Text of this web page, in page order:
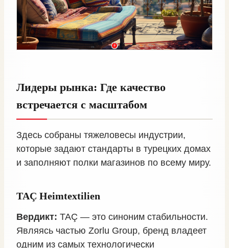
Лидеры рынка: Где качество
встречается с масштабом
Здесь собраны тяжеловесы индустрии,
которые задают стандарты в турецких домах
и заполняют полки магазинов по всему миру.
TAÇ Heimtextilien
Вердикт: TAÇ — это синоним стабильности.
Являясь частью Zorlu Group, бренд владеет
одним из самых технологически